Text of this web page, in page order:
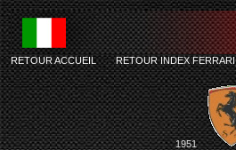
RETOUR ACCUEIL-RETOUR INDEX FERRARI
1951